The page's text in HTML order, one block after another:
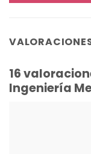
16
Ingeniería